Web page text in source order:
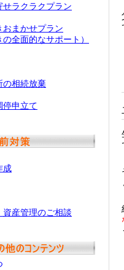
せラクラクプラン
おまかせプラン
の全面的なサポート）
の相続放棄
停申立て
成
資産管理のご相談